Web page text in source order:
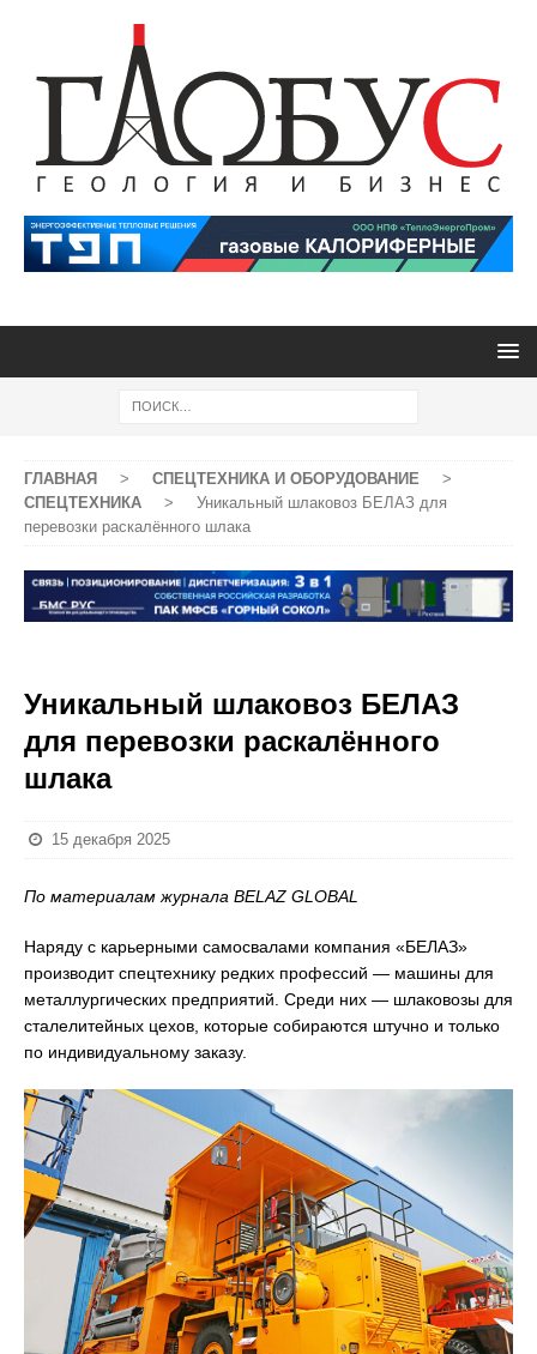
ГЛАВНАЯ > СПЕЦТЕХНИКА И ОБОРУДОВАНИЕ
>
СПЕЦТЕХНИКА
>
Уникальный шлаковоз БЕЛАЗ для
перевозки раскалённого шлака
Уникальный шлаковоз БЕЛАЗ
для перевозки раскалённого
шлака
15 декабря 2025
По материалам журнала BELAZ GLOBAL
Наряду с карьерными самосвалами компания «БЕЛАЗ»
производит спецтехнику редких профессий — машины для
металлургических предприятий. Среди них — шлаковозы для
сталелитейных цехов, которые собираются штучно и только
по индивидуальному заказу.